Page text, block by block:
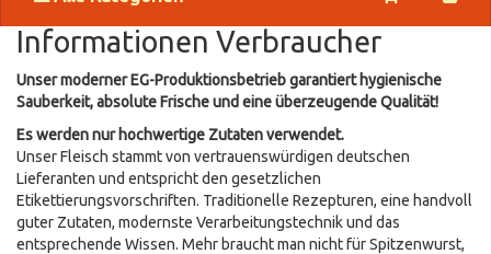
Informationen Verbraucher
Unser moderner EG-Produktionsbetrieb garantiert hygienische
Sauberkeit, absolute Frische und eine überzeugende Qualität!
Es werden nur hochwertige Zutaten verwendet.
Unser Fleisch stammt von vertrauenswürdigen deutschen
Lieferanten und entspricht den gesetzlichen
Etikettierungsvorschriften. Traditionelle Rezepturen, eine handvoll
guter Zutaten, modernste Verarbeitungstechnik und das
entsprechende Wissen. Mehr braucht man nicht für Spitzenwurst,